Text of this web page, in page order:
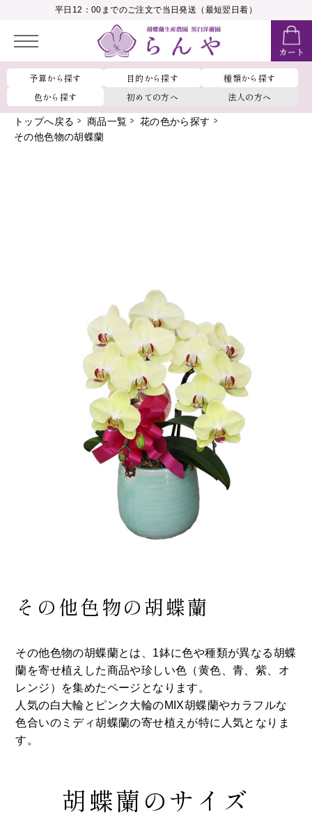
平日12：00までのご注文で当日発送（最短翌日着）
予算から探す 目的から探す
種類から探す
色から探す
初めての方へ 法人の方へ
会員ランク：__MEMBER_RANK_NAME__
トップへ戻る 商品一覧
花の色から探す
その他色物の胡蝶蘭
その他色物の胡蝶蘭
その他色物の胡蝶蘭とは、1鉢に色や種類が異なる胡蝶
蘭を寄せ植えした商品や珍しい色（黄色、青、紫、オ
レンジ）を集めたページとなります。
人気の白大輪とピンク大輪のMIX胡蝶蘭やカラフルな
色合いのミディ胡蝶蘭の寄せ植えが特に人気となりま
す。
胡蝶蘭のサイズ